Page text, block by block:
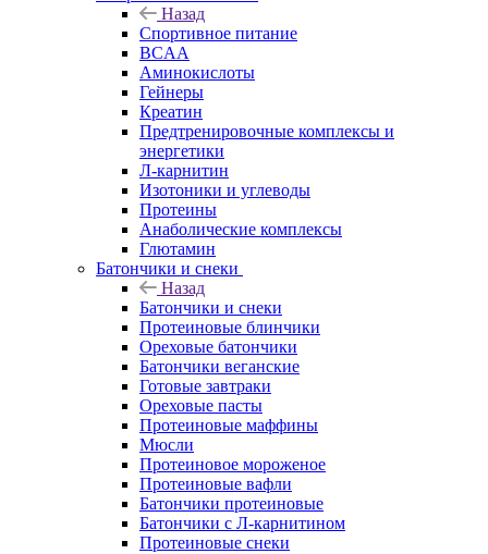
Назад
Спортивное питание
BCAA
Аминокислоты
Гейнеры
Креатин
Предтренировочные комплексы и
энергетики
Л-карнитин
Изотоники и углеводы
Протеины
Анаболические комплексы
Глютамин
Батончики и снеки
Назад
Батончики и снеки
Протеиновые блинчики
Ореховые батончики
Батончики веганские
Готовые завтраки
Ореховые пасты
Протеиновые маффины
Мюсли
Протеиновое мороженое
Протеиновые вафли
Батончики протеиновые
Батончики с Л-карнитином
Протеиновые снеки